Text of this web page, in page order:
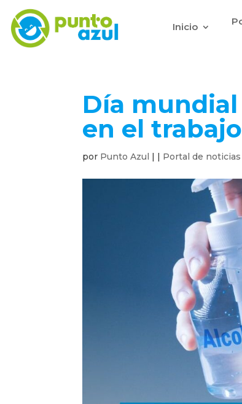
Inicio
Día
en el trabajo
por Punto Azul | | Portal de noticias